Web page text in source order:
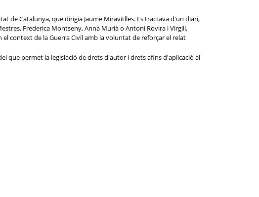
de Catalunya, que dirigia Jaume Miravitlles. Es tractava d'un diari,
Frederica Montseny, Annà Murià o Antoni Rovira i Virgili,
context de la Guerra Civil amb la voluntat de reforçar el relat
que permet la legislació de drets d'autor i drets afins d'aplicació al